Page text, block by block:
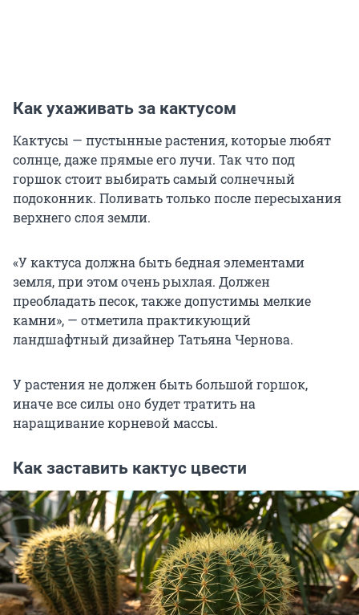
Как ухаживать за кактусом
Кактусы — пустынные растения, которые любят
солнце, даже прямые его лучи. Так что под
горшок стоит выбирать самый солнечный
подоконник. Поливать только после пересыхания
верхнего слоя земли.
«У кактуса должна быть бедная элементами
земля, при этом очень рыхлая. Должен
преобладать песок, также допустимы мелкие
камни», — отметила практикующий
ландшафтный дизайнер Татьяна Чернова.
У растения не должен быть большой горшок,
иначе все силы оно будет тратить на
наращивание корневой массы.
Как заставить кактус цвести